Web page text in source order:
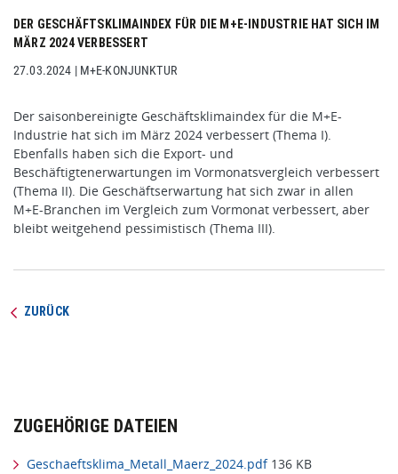
DER GESCHÄFTSKLIMAINDEX FÜR DIE M+E-INDUSTRIE HAT SICH IM
MÄRZ 2024 VERBESSERT
27.03.2024 | M+E-KONJUNKTUR
Der saisonbereinigte Geschäftsklimaindex für die M+E-
Industrie hat sich im März 2024 verbessert (Thema I).
Ebenfalls haben sich die Export- und
Beschäftigtenerwartungen im Vormonatsvergleich verbessert
(Thema II). Die Geschäftserwartung hat sich zwar in allen
M+E-Branchen im Vergleich zum Vormonat verbessert, aber
bleibt weitgehend pessimistisch (Thema III).
ZURÜCK
ZUGEHÖRIGE DATEIEN
Geschaeftsklima_Metall_Maerz_2024.pdf136 KB